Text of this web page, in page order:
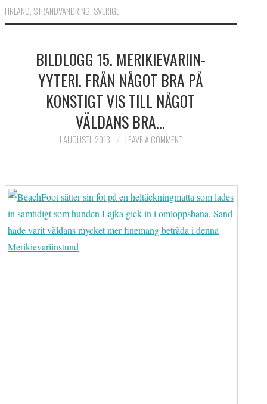
FINLAND, STRANDVANDRING, SVERIGE
BILDLOGG 15. MERIKIEVARIIN-
YYTERI. FRÅN NÅGOT BRA PÅ
KONSTIGT VIS TILL NÅGOT
VÄLDANS BRA…
1 AUGUSTI, 2013 LEAVE A COMMENT